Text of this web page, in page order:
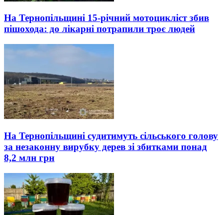
На Тернопільщині 15-річний мотоцикліст збив
пішохода: до лікарні потрапили троє людей
На Тернопільщині судитимуть сільського голову
за незаконну вирубку дерев зі збитками понад
8,2 млн грн